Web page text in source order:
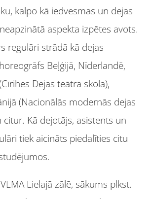
kalpo kā iedvesmas un dejas
aspekta izpētes avots.
regulāri strādā kā dejas
Beļģijā, Nīderlandē,
Dejas teātra skola),
(Nacionālās modernās dejas
citur. Kā dejotājs, asistents un
tiek aicināts piedalīties citu
Lielajā zālē, sākums plkst.